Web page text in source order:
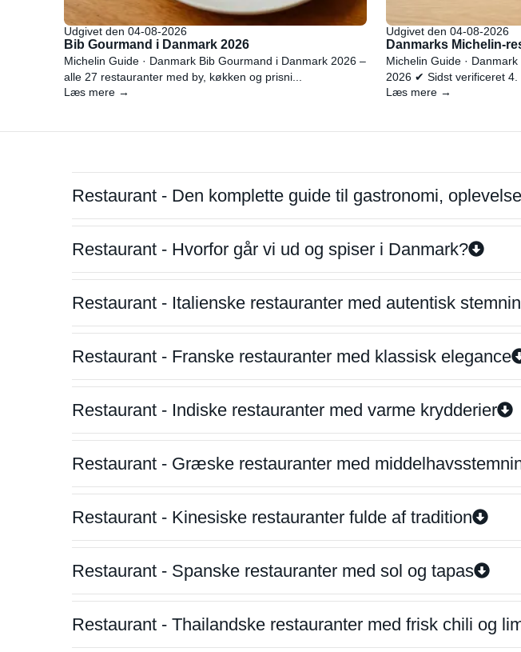
Udgivet den 04-08-2026
Bib Gourmand i Danmark 2026
Michelin Guide · Danmark Bib Gourmand i Danmark 2026 –
alle 27 restauranter med by, køkken og prisni...
Læs mere →
Udgivet den 04-08-2026
Danmarks Michelin-
Michelin Guide ·
2026 ✔ Sidst verificeret 4.
Læs mere →
Restaurant - Den komplette guide til gastronomi,
Restaurant - Hvorfor går vi ud og spiser i Danmark?
Restaurant - Italienske restauranter med autentisk
Restaurant - Franske restauranter med klassisk elegance
Restaurant - Indiske restauranter med varme krydderier
Restaurant - Græske restauranter med
Restaurant - Kinesiske restauranter fulde af tradition
Restaurant - Spanske restauranter med sol og tapas
Restaurant - Thailandske restauranter med frisk chili og